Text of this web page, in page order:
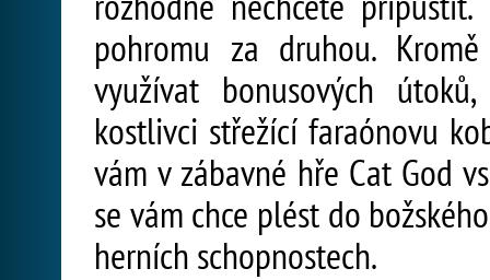
pohromu za druhou.
využívat bonusových
kostlivci střežící faraónovu
vám v zábavné hře Cat God
se vám chce plést do
herních schopnostech.